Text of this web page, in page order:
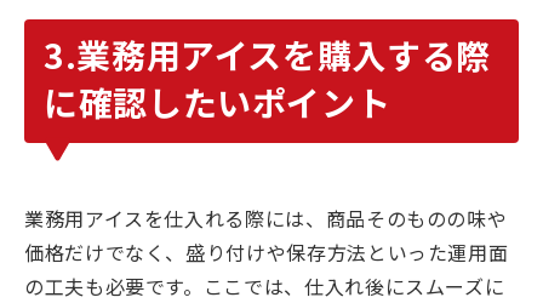
3.業務用アイスを購入する際
に確認したいポイント
業務用アイスを仕入れる際には、商品そのものの味や
価格だけでなく、盛り付けや保存方法といった運用面
の工夫も必要です。ここでは、仕入れ後にスムーズに